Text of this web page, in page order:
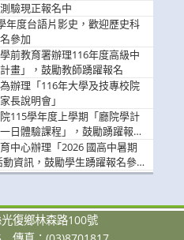
驗現正報名中
年度台語片影史，歡迎歷史科
參加
前教育署辦理116年度高級中
畫」，鼓勵教師踴躍報名
辦理「116年大學及技專校院
長說明會」
115學年度上學期「廳院學計
日體驗課程」，鼓勵踴躍報名
中心辦理「2026 國高中暑期
資訊，鼓勵學生踴躍報名參
復鄉林森路100號